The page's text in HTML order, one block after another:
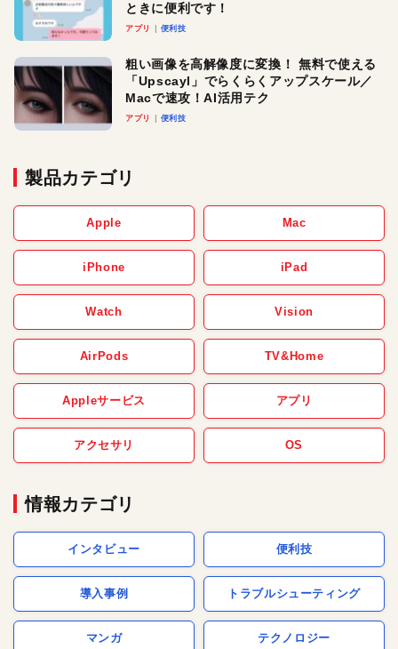
ときに便利です！
アプリ 便利技
粗い画像を高解像度に変換！ 無料で使える
「Upscayl」でらくらくアップスケール／
Macで速攻！AI活用テク
アプリ 便利技
製品カテゴリ
Apple Mac
iPhone iPad
Watch Vision
AirPods TV&Home
Appleサービス アプリ
アクセサリ OS
情報カテゴリ
インタビュー 便利技
導入事例 トラブルシューティング
マンガ テクノロジー